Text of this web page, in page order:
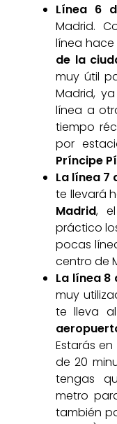
Línea 6
Madrid.
línea
de la
muy útil
Madrid,
línea a
tiempo
por
Príncipe
La línea 7
te llevará
Madrid,
práctico
pocas
centro de
La línea 8
muy
te lleva
Estarás
de 20
tengas
metro
también